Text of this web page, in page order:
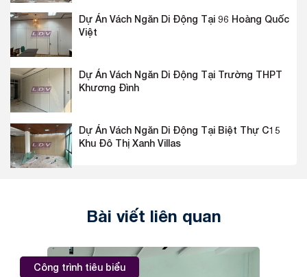
Dự Án Vách Ngăn Di Động Tại 96 Hoàng Quốc
Việt
Dự Án Vách Ngăn Di Động Tại Trường THPT
Khương Đình
Dự Án Vách Ngăn Di Động Tại Biệt Thự C15
Khu Đô Thị Xanh Villas
Bài viết liên quan
Công trình tiêu biểu